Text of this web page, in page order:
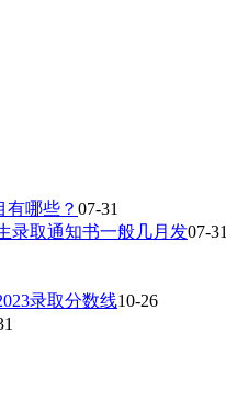
有哪些？ 07-31
录取通知书一般几月发07-31
录取分数线10-26